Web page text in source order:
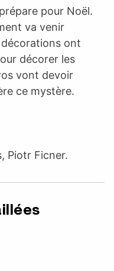
pour Noël.
va venir
ont
décorer les
vont devoir
ce mystère.
Piotr Ficner.